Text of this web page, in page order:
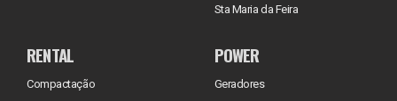
Sta Maria da Feira
RENTAL
Compactação
POWER
Geradores